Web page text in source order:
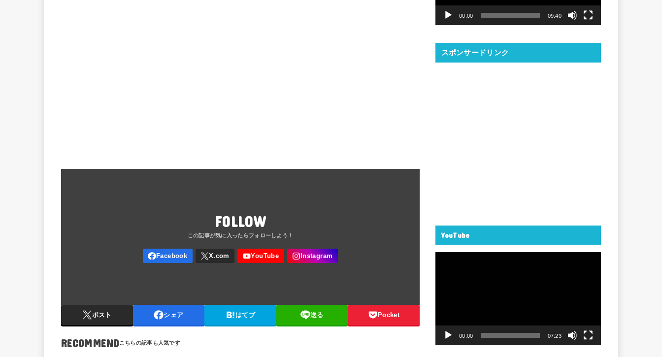
FOLLOW
ポスト シェア はてブ 送る Pocket
RECOMMEND
ヤ
00:00 09:40
スポンサードリンク
YouTube
ヤ
00:00 07:23